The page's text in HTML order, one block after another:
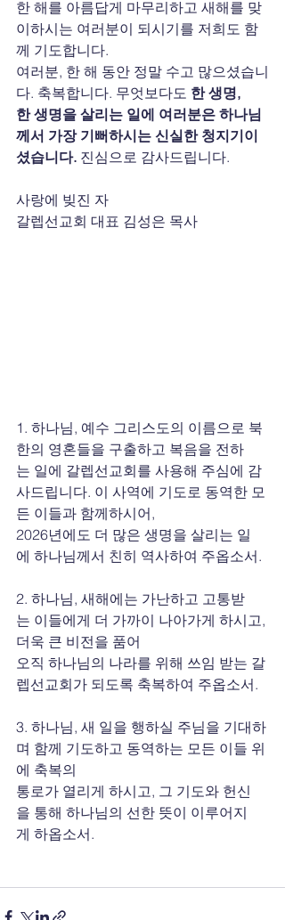
한 해를 아름답게 마무리하고 새해를 맞
이하시는 여러분이 되시기를 저희도 함
께 기도합니다.
여러분, 한 해 동안 정말 수고 많으셨습니
다. 축복합니다. 무엇보다도 한 생명,
한 생명을 살리는 일에 여러분은 하나님
께서 가장 기뻐하시는 신실한 청지기이
셨습니다. 진심으로 감사드립니다.
사랑에 빚진 자
갈렙선교회 대표 김성은 목사
1. 하나님, 예수 그리스도의 이름으로 북
한의 영혼들을 구출하고 복음을 전하
는 일에 갈렙선교회를 사용해 주심에 감
사드립니다. 이 사역에 기도로 동역한 모
든 이들과 함께하시어,
2026년에도 더 많은 생명을 살리는 일
에 하나님께서 친히 역사하여 주옵소서.
2. 하나님, 새해에는 가난하고 고통받
는 이들에게 더 가까이 나아가게 하시고,
더욱 큰 비전을 품어
오직 하나님의 나라를 위해 쓰임 받는 갈
렙선교회가 되도록 축복하여 주옵소서.
3. 하나님, 새 일을 행하실 주님을 기대하
며 함께 기도하고 동역하는 모든 이들 위
에 축복의
통로가 열리게 하시고, 그 기도와 헌신
을 통해 하나님의 선한 뜻이 이루어지
게 하옵소서.